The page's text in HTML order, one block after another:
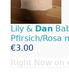
Lily & Dan
Pfirsich/Rosa
€3.00
Right Now on